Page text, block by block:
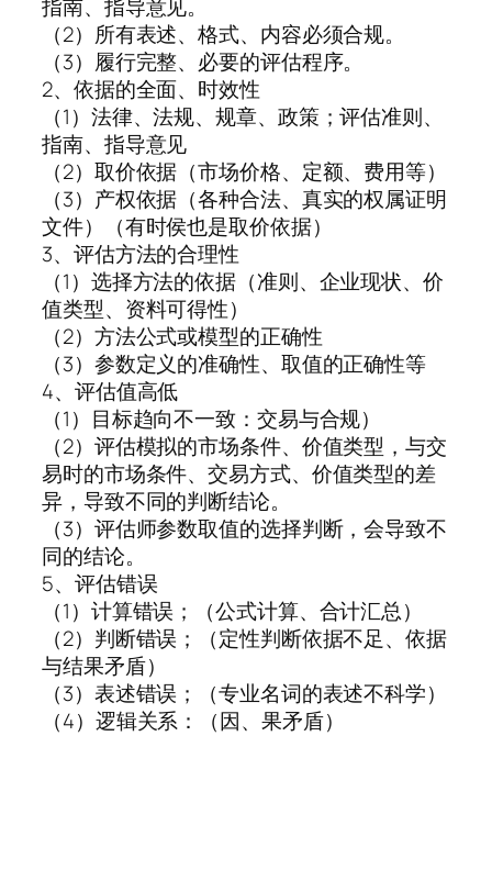
指南、指导意见。
（2）所有表述、格式、内容必须合规。
（3）履行完整、必要的评估程序。
2、依据的全面、时效性
（1）法律、法规、规章、政策；评估准则、
指南、指导意见
（2）取价依据（市场价格、定额、费用等）
（3）产权依据（各种合法、真实的权属证明
文件）（有时侯也是取价依据）
3、评估方法的合理性
（1）选择方法的依据（准则、企业现状、价
值类型、资料可得性）
（2）方法公式或模型的正确性
（3）参数定义的准确性、取值的正确性等
4、评估值高低
（1）目标趋向不一致：交易与合规）
（2）评估模拟的市场条件、价值类型，与交
易时的市场条件、交易方式、价值类型的差
异，导致不同的判断结论。
（3）评估师参数取值的选择判断，会导致不
同的结论。
5、评估错误
（1）计算错误；（公式计算、合计汇总）
（2）判断错误；（定性判断依据不足、依据
与结果矛盾）
（3）表述错误；（专业名词的表述不科学）
（4）逻辑关系：（因、果矛盾）